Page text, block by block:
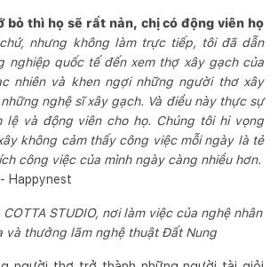
bỏ thì họ sẽ rất nản, chị có động viên họ
nhưng không làm trực tiếp, tôi đã dẫn
nghiệp quốc tế đến xem thợ xây gạch của
nhiên và khen ngợi những người thơ xây
nghệ sĩ xây gạch. Và điều này thực sự
lệ và động viên cho họ. Chúng tôi hi vọng
không cảm thấy công việc mỗi ngày là tẻ
công việc của mình ngày càng nhiều hơn.
COTTA STUDIO, nơi làm việc của nghệ nhân
và thưởng lãm nghệ thuật Đất Nung